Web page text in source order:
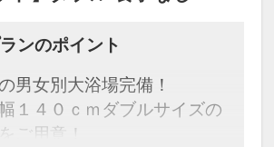
の際は是非訪れていただき
ワーを感じること間違えな
神社と異なり、『二礼四拍
しい作法です。可愛いうさ
お子様連れの方におすすめ
です。
スポット♪（２）
・車で約３５分
万m2で、池をめぐり回る形
紙にお金を浮かべて占う
ています。
車で約５０分
ＡＮ(Wi-Fi)接続無料
ス(朝日新聞のみ)
スポット♪（１）
ンのポイント
男女別大浴場完備！
１４０ｃｍダブルサイズの
ご用意！